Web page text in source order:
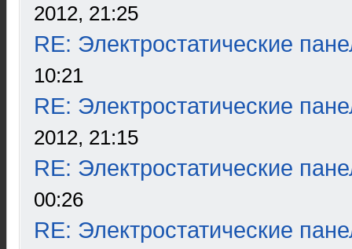
2012, 21:25
RE: Электростатические
10:21
RE: Электростатические
2012, 21:15
RE: Электростатические
00:26
RE: Электростатические